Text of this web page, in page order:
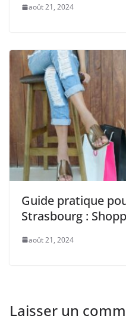
août 21, 2024
Guide pratique
Strasbourg :
août 21, 2024
Laisser un